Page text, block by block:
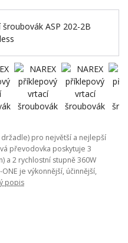
držadle) pro největší a nejlepší
převodovka poskytuje 3
a 2 rychlostní stupně 360W
je výkonnější, účinnější,
popis